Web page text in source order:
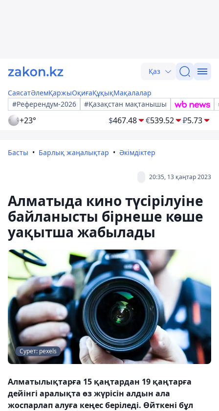
Қаз
СаясатӘлемҚаржыОқиғаҚұқықМақалалар
#Референдум-2026
#Қазақстан мақтанышы
+23° $467.48 €539.52 ₽5.73
Басты Барлық жаңалықтар Әкімдіктер
20:35, 13 қаңтар 2023
Алматыда кино түсірілуіне
байланысты бірнеше көше
уақытша жабылады
Сурет: pexels
Алматылықтарға 15 қаңтардан 19 қаңтарға
дейінгі аралықта өз жүрісін алдын ала
жоспарлап алуға кеңес беріледі. Өйткені бұл